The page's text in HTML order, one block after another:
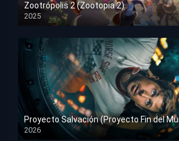
Zootrópolis 2 (Zootopia 2)
2025
HD 1080p
Proyecto Salvación (Proyecto Fin del
2026
HD 1080p